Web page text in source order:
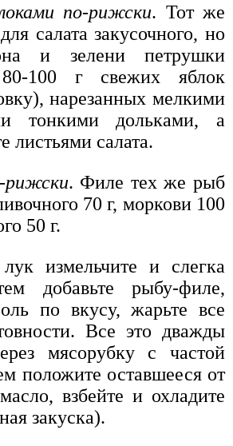
по-рижски. Тот же
салата закусочного, но
и зелени петрушки
80-100 г свежих яблок
нарезанных мелкими
тонкими дольками, а
листьями салата.
. Филе тех же рыб
70 г, моркови 100
50 г.
измельчите и слегка
добавьте рыбу-филе,
по вкусу, жарьте все
Все это дважды
мясорубку с частой
положите оставшееся от
взбейте и охладите
закуска).